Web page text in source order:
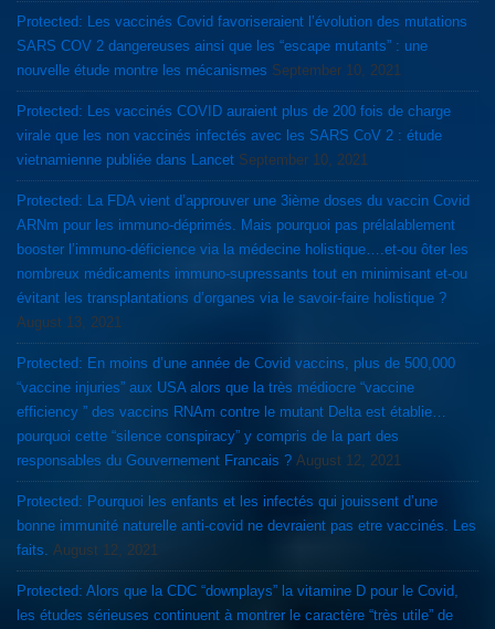
Protected: Les vaccinés Covid favoriseraient l’évolution des mutations
SARS COV 2 dangereuses ainsi que les “escape mutants” : une
nouvelle étude montre les mécanismes September 10, 2021
Protected: Les vaccinés COVID auraient plus de 200 fois de charge
virale que les non vaccinés infectés avec les SARS CoV 2 : étude
vietnamienne publiée dans Lancet September 10, 2021
Protected: La FDA vient d’approuver une 3ième doses du vaccin Covid
ARNm pour les immuno-déprimés. Mais pourquoi pas prélalablement
booster l’immuno-déficience via la médecine holistique….et-ou ôter les
nombreux médicaments immuno-supressants tout en minimisant et-ou
évitant les transplantations d’organes via le savoir-faire holistique ?
August 13, 2021
Protected: En moins d’une année de Covid vaccins, plus de 500,000
“vaccine injuries” aux USA alors que la très médiocre “vaccine
efficiency ” des vaccins RNAm contre le mutant Delta est établie…
pourquoi cette “silence conspiracy” y compris de la part des
responsables du Gouvernement Francais ? August 12, 2021
Protected: Pourquoi les enfants et les infectés qui jouissent d’une
bonne immunité naturelle anti-covid ne devraient pas etre vaccinés. Les
faits.
August 12, 2021
Protected: Alors que la CDC “downplays” la vitamine D pour le Covid,
les études sérieuses continuent à montrer le caractère “très utile” de